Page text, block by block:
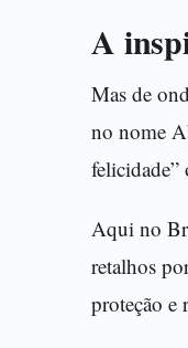
A
Mas de
no nome
felicidade”
Aqui no
retalhos
proteção e